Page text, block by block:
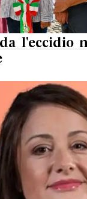
l'eccidio